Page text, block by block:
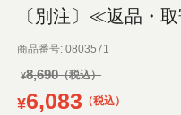
〔別注〕≪返品・
商品番号 0803571
¥8,690
¥6,083 税込